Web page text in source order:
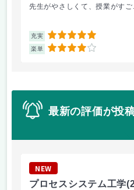
先生がやさしくて、授業がすご
充実 5
楽単 4
最新の評価が投
NEW
プロセスシステム工学